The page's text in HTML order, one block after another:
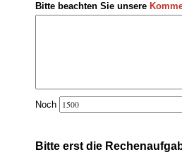
Bitte beachten Sie unsere
Noch
Bitte erst die